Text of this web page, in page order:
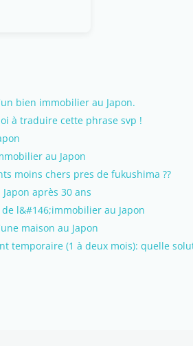
bien immobilier au Japon.
à traduire cette phrase svp !
au Japon
moins chers pres de fukushima ??
Japon après 30 ans
de l&#146;immobilier au Japon
maison au Japon
temporaire (1 à deux mois): quelle